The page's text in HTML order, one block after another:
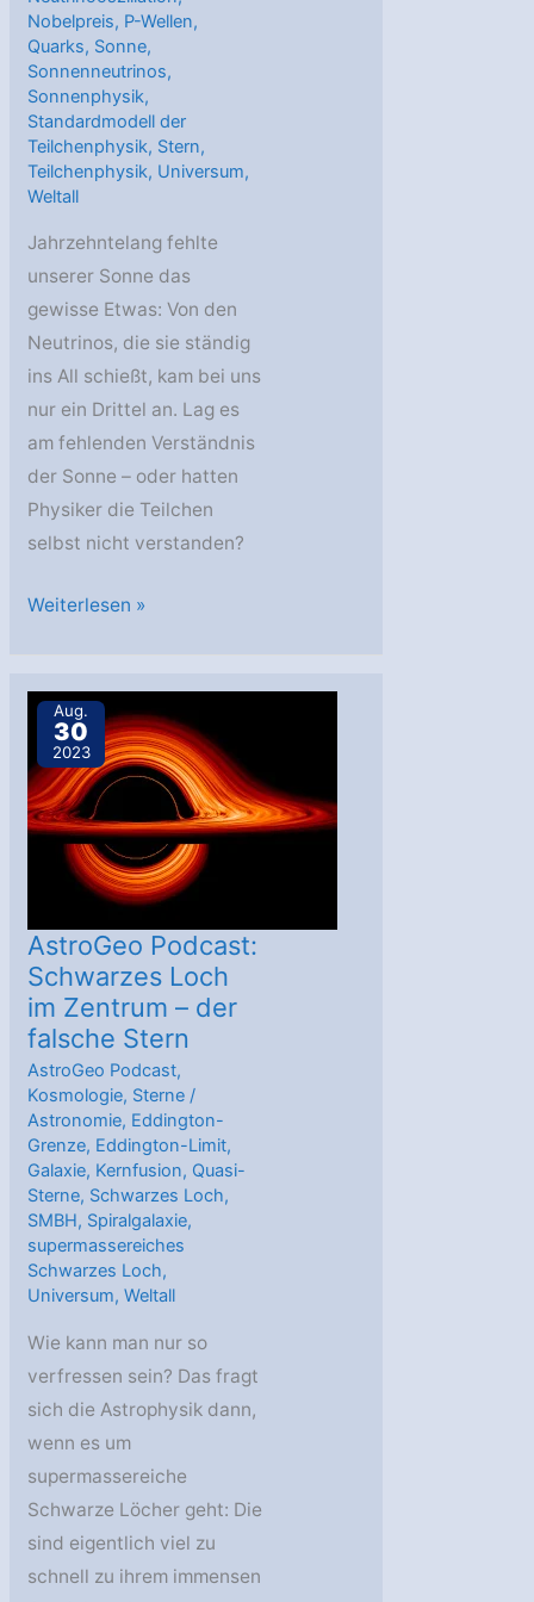
Nobelpreis, P-Wellen,
Quarks, Sonne,
Sonnenneutrinos,
Sonnenphysik,
Standardmodell der
Teilchenphysik, Stern,
Teilchenphysik, Universum,
Weltall
Jahrzehntelang fehlte
unserer Sonne das
gewisse Etwas: Von den
Neutrinos, die sie ständig
ins All schießt, kam bei uns
nur ein Drittel an. Lag es
am fehlenden Verständnis
der Sonne – oder hatten
Physiker die Teilchen
selbst nicht verstanden?
AstroGeo
Neutrinos
als
die
Sonne
kaputt
Weiterlesen »
Aug.
30
2023
AstroGeo Podcast:
Schwarzes Loch
im Zentrum – der
falsche Stern
AstroGeo Podcast,
Kosmologie, Sterne /
Astronomie, Eddington-
Grenze, Eddington-Limit,
Galaxie, Kernfusion, Quasi-
Sterne, Schwarzes Loch,
SMBH, Spiralgalaxie,
supermassereiches
Schwarzes Loch,
Universum,Weltall
Wie kann man nur so
verfressen sein? Das fragt
sich die Astrophysik dann,
wenn es um
supermassereiche
Schwarze Löcher geht: Die
sind eigentlich viel zu
schnell zu ihrem immensen